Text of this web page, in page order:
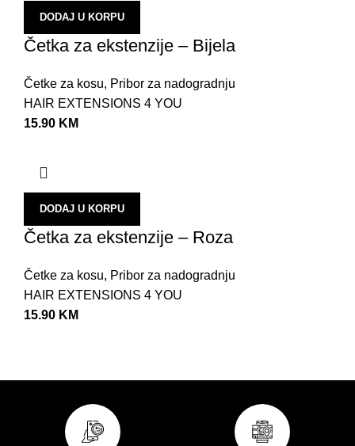
DODAJ U KORPU
Četka za ekstenzije – Bijela
Četke za kosu, Pribor za nadogradnju
HAIR EXTENSIONS 4 YOU
15.90 KM
DODAJ U KORPU
Četka za ekstenzije – Roza
Četke za kosu, Pribor za nadogradnju
HAIR EXTENSIONS 4 YOU
15.90 KM